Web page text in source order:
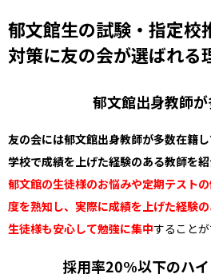
郁文館生の試験・指定校
対策に友の会が選ばれる
郁文館出身教師
友の会には郁文館出身教師が多数在籍
学校で成績を上げた経験のある教師を
郁文館の生徒様のお悩みや定期テスト
度を熟知し、実際に成績を上げた経験の
生徒様も安心して勉強に集中することが
採用率20%以下のハ